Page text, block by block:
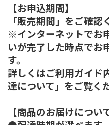
【お申込期間】
「販売期間」をご確認
※インターネットでお
いが完了した時点でお
す。
詳しくはご利用ガイド
達について」をご覧く
【商品のお届けについて